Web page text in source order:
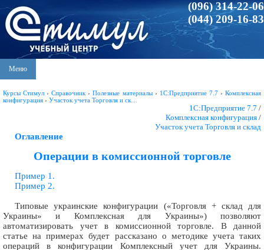
(096) 314-22-06
(044) 209-16-83
Меню
Курсы Стимул ›Справочник ›Полезные материалы› 1С:Предприятие 7.7›Комплексная
конфигурация › Участок учета Торговля и ск…
1С:Предприятие 7.7 /
Комплексная конфигурация /
Участок учета Торговля и склад
Оглавление
Операции в комиссионной торговле
Пример 1.
Пример 2.
Типовые украинские конфигурации («Торговля + склад для
Украины» и Комплексная для Украины») позволяют
автоматизировать учет в комиссионной торговле. В данной
статье на примерах будет рассказано о методике учета таких
операций в конфигурации Комплексный учет для Украины.